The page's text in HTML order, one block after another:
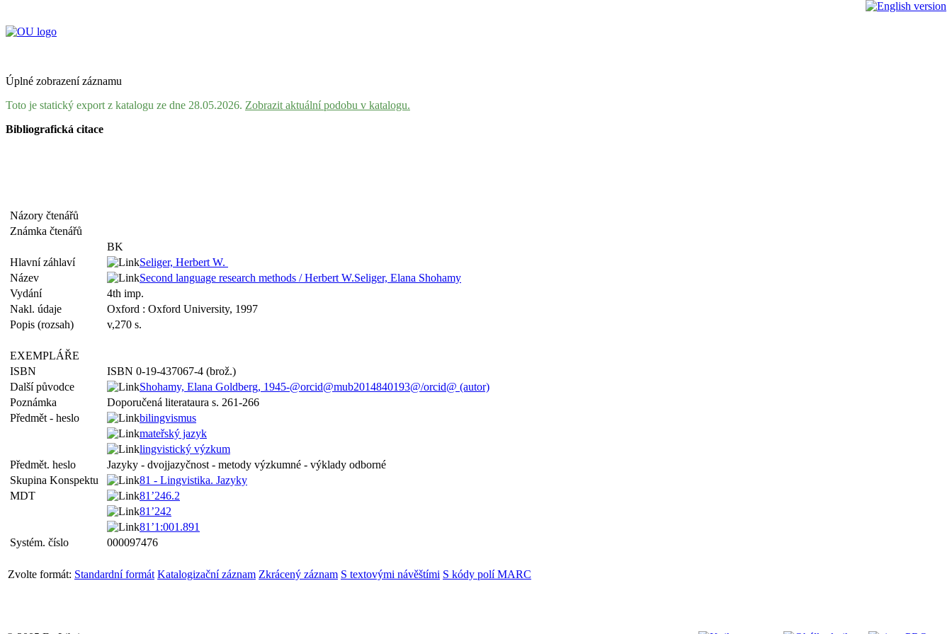
Úplné zobrazení záznamu
Toto je statický export z katalogu ze dne 28.05.2026. Zobrazit aktuální podobu v katalogu.
Bibliografická citace
Názory čtenářů
Známka čtenářů
BK
Hlavní záhlaví
Seliger, Herbert W.
Název
Second language research methods / Herbert W.Seliger, Elana Shohamy
Vydání
4th imp.
Nakl. údaje
Oxford : Oxford University, 1997
Popis (rozsah)
v,270 s.
EXEMPLÁŘE
ISBN
ISBN 0-19-437067-4 (brož.)
Další původce
Shohamy, Elana Goldberg, 1945-@orcid@mub2014840193@/orcid@ (autor)
Poznámka
Doporučená literataura s. 261-266
Předmět - heslo
bilingvismus
mateřský jazyk
lingvistický výzkum
Předmět. heslo
Jazyky - dvojjazyčnost - metody výzkumné - výklady odborné
Skupina Konspektu
81 - Lingvistika. Jazyky
MDT
81’246.2
81’242
81’1:001.891
Systém. číslo
000097476
Zvolte formát: Standardní formát Katalogizační záznam Zkrácený záznam S textovými návěštími S kódy polí MARC